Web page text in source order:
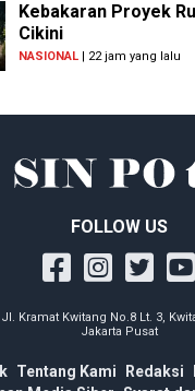
Kebakaran Proyek
Cikini
NASIONAL | 22 jam yang lalu
FOLLOW US
Kramat Kwitang No.8 Lt. 3,
Jakarta Pusat
Tentang Kami Redaksi